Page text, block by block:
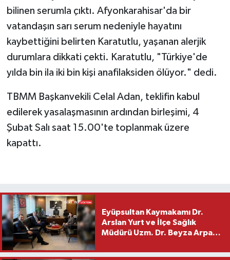
bilinen serumla çıktı. Afyonkarahisar'da bir
vatandaşın sarı serum nedeniyle hayatını
kaybettiğini belirten Karatutlu, yaşanan alerjik
durumlara dikkati çekti. Karatutlu, "Türkiye'de
yılda bin ila iki bin kişi anafilaksiden ölüyor." dedi.
TBMM Başkanvekili Celal Adan, teklifin kabul
edilerek yasalaşmasının ardından birleşimi, 4
Şubat Salı saat 15.00'te toplanmak üzere
kapattı.
Eyüpsultan Kaymakamı Dr.
Arslan Yurt ve İlçe Sağlık
Müdürü Uzm. Dr. Beyza Arpacı
Ziyareti